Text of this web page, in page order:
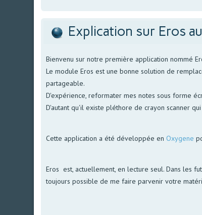
Explication sur Eros
Bienvenu sur notre première application nommé
Le module Eros est une bonne solution de
partageable.
D'expérience, reformater mes notes sous forme
D'autant qu'il existe pléthore de crayon scanner
Cette application a été développée en Oxygene
Eros est, actuellement, en lecture seul. Dans les
toujours possible de me faire parvenir votre